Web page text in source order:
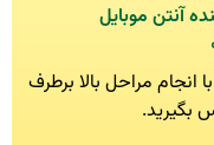
آنتن موبایل
مراحل بالا برطرف
بگیرید.